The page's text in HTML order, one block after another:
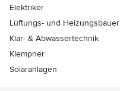
Elektriker
Lüftungs- und Heizungsbauer
Klär- & Abwassertechnik
Klempner
Solaranlagen